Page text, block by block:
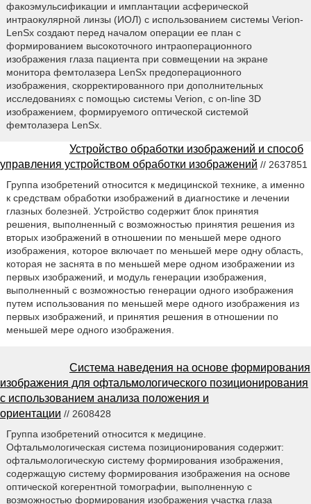
факоэмульсификации и имплантации асферической
интраокулярной линзы (ИОЛ) с использованием системы Verion-
LenSx создают перед началом операции ее план с
формированием высокоточного интраоперационного
изображения глаза пациента при совмещении на экране
монитора фемтолазера LenSx предоперационного
изображения, скорректированного при дополнительных
исследованиях с помощью системы Verion, с on-line 3D
изображением, формируемого оптической системой
фемтолазера LenSx.
Устройство обработки изображений и способ
управления устройством обработки изображений // 2637851
Группа изобретений относится к медицинской технике, а именно
к средствам обработки изображений в диагностике и лечении
глазных болезней. Устройство содержит блок принятия
решения, выполненный с возможностью принятия решения из
вторых изображений в отношении по меньшей мере одного
изображения, которое включает по меньшей мере одну область,
которая не заснята в по меньшей мере одном изображении из
первых изображений, и модуль генерации изображения,
выполненный с возможностью генерации одного изображения
путем использования по меньшей мере одного изображения из
первых изображений, и принятия решения в отношении по
меньшей мере одного изображения.
Система наведения на основе формирования
изображения для офтальмологического позиционирования
с использованием анализа положения и
ориентации // 2608428
Группа изобретений относится к медицине.
Офтальмологическая система позиционирования содержит:
офтальмологическую систему формирования изображения,
содержащую систему формирования изображения на основе
оптической когерентной томографии, выполненную с
возможностью формирования изображения участка глаза